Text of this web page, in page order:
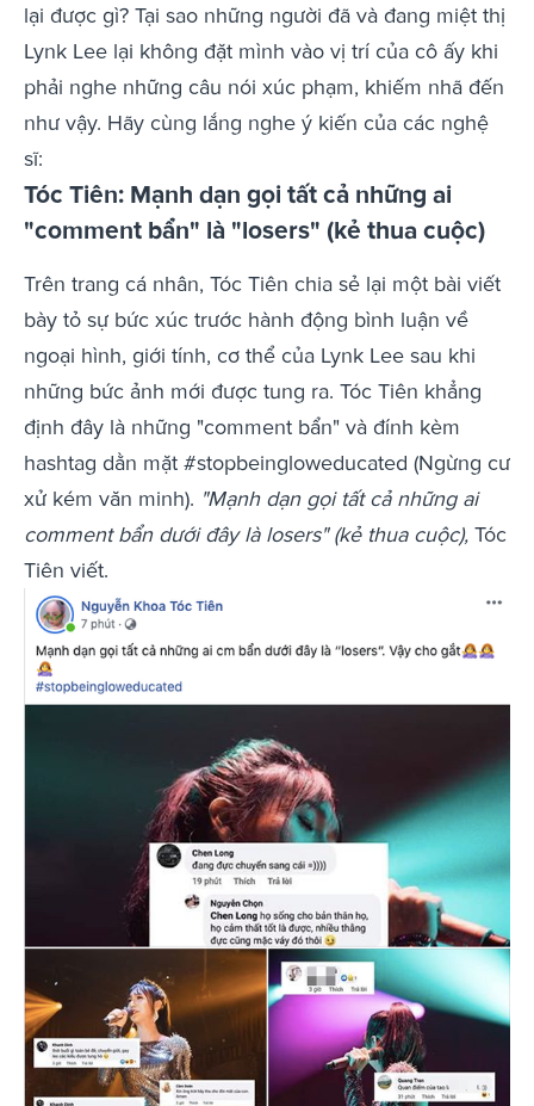
lại được gì? Tại sao những người đã và đang miệt thị
Lynk Lee lại không đặt mình vào vị trí của cô ấy khi
phải nghe những câu nói xúc phạm, khiếm nhã đến
như vậy. Hãy cùng lắng nghe ý kiến của các nghệ
sĩ:
Tóc Tiên: Mạnh dạn gọi tất cả những ai
"comment bẩn" là "losers" (kẻ thua cuộc)
Trên trang cá nhân, Tóc Tiên chia sẻ lại một bài viết
bày tỏ sự bức xúc trước hành động bình luận về
ngoại hình, giới tính, cơ thể của Lynk Lee sau khi
những bức ảnh mới được tung ra. Tóc Tiên khẳng
định đây là những "comment bẩn" và đính kèm
hashtag dằn mặt #stopbeingloweducated (Ngừng cư
xử kém văn minh). "Mạnh dạn gọi tất cả những ai
comment bẩn dưới đây là losers" (kẻ thua cuộc), Tóc
Tiên viết.